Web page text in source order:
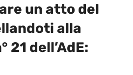
un atto del
alla
21 dell’AdE: